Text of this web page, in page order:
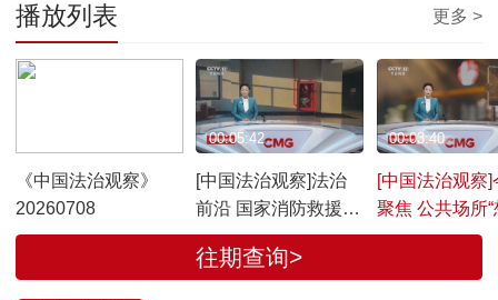
播放列表 更多 >
《中国法治观察》
20260708
[中国法治观察]法治
前沿 国家消防救援局
对广东省医疗机构开
展消防安全暗访暗查
00:05:42
[中国法治观察]
聚焦 公共场所“
就播”？
00:03:40
往期查询>